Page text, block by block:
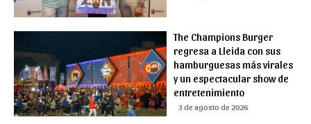
The Champions Burger
regresa a Lleida con sus
hamburguesas más virales
y un espectacular show de
entretenimiento
3 de agosto de 2026